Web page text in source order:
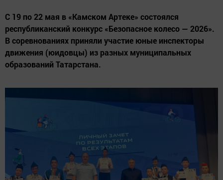
С 19 по 22 мая в «Камском Артеке» состоялся
республиканский конкурс «Безопасное колесо — 2026».
В соревнованиях приняли участие юные инспекторы
движения (юидовцы) из разных муниципальных
образований Татарстана.